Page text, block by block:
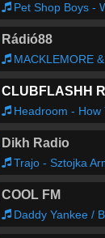
Pet Shop Boys - West
Rádió88
MACKLEMORE & RYAN LEWIS -
Headroom - How You Feel
Dikh Radio
Trajo - Sztojka
COOL FM
Daddy Yankee / Bad Bunny / Becky G / Natti